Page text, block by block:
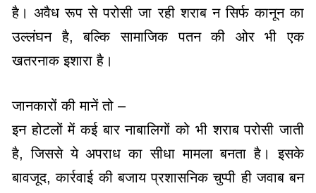
है। अवैध रूप से परोसी जा रही शराब न सिर्फ कानून का
उल्लंघन है, बल्कि सामाजिक पतन की ओर भी एक
खतरनाक इशारा है।
जानकारों की मानें तो –
इन होटलों में कई बार नाबालिगों को भी शराब परोसी जाती
है, जिससे ये अपराध का सीधा मामला बनता है। इसके
बावजूद, कार्रवाई की बजाय प्रशासनिक चुप्पी ही जवाब बन